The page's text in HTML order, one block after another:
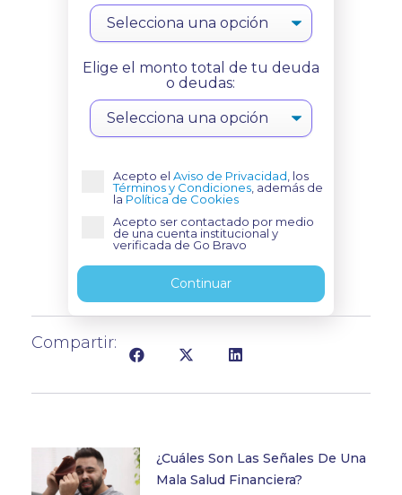
Elige el monto total de tu deuda
o deudas:
Acepto elAviso de Privacidad , los
Términos y Condiciones , además de
la Política de Cookies
Acepto ser contactado por medio
de una cuenta institucional y
verificada de Go Bravo
Continuar
Compartir:
¿Cuáles Son Las Señales De Una
Mala Salud Financiera?